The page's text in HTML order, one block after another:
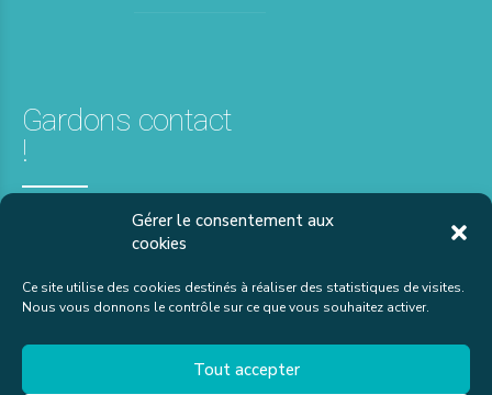
Gérer le consentement aux
cookies
Ce site utilise des cookies destinés à réaliser des statistiques de visites.
Nous vous donnons le contrôle sur ce que vous souhaitez activer.
Tout accepter
Gardons contact
!
02 51 24 14 45
42 impasse Jeanne
Dieulafoy
YON